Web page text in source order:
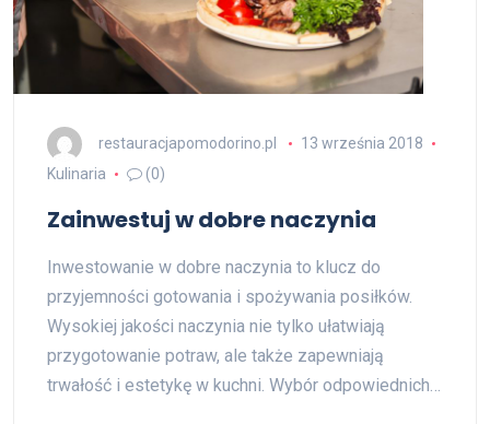
restauracjapomodorino.pl
13 września 2018
Kulinaria
(0)
Zainwestuj w dobre naczynia
Inwestowanie w dobre naczynia to klucz do
przyjemności gotowania i spożywania posiłków.
Wysokiej jakości naczynia nie tylko ułatwiają
przygotowanie potraw, ale także zapewniają
trwałość i estetykę w kuchni. Wybór odpowiednich…